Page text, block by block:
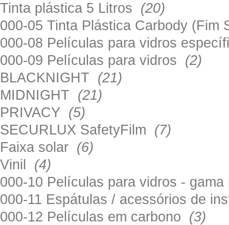
Tinta plástica 5 Litros (20)
000-05 Tinta Plástica Carbody
000-08 Películas para vidros
000-09 Películas para vidros (2)
BLACKNIGHT (21)
MIDNIGHT (21)
PRIVACY (5)
SECURLUX SafetyFilm (7)
Faixa solar (6)
Vinil (4)
000-10 Películas para vidros -
000-11 Espátulas / acessórios de
000-12 Películas em carbono (3)